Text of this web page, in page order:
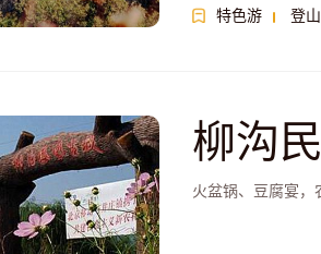
特色游
登山
柳沟
火盆锅、豆腐宴，